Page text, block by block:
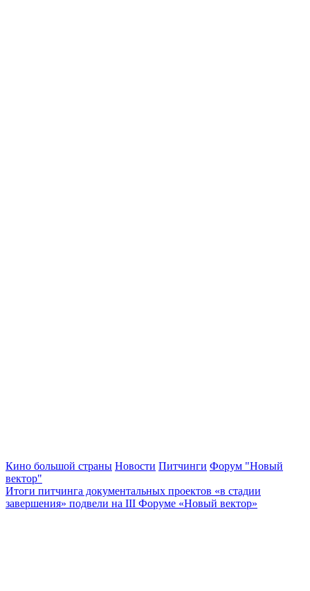
Кино большой страны Новости Питчинги Форум "Новый
вектор"
Итоги питчинга документальных проектов «в стадии
завершения» подвели на III Форуме «Новый вектор»